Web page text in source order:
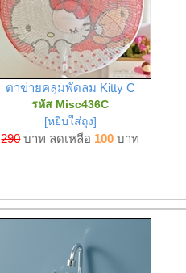
ตาข่ายคลุมพัดลม Kitty C
รหัส Misc436C
[หยิบใส่ถุง]
290บาท ลดเหลือ 100 บาท